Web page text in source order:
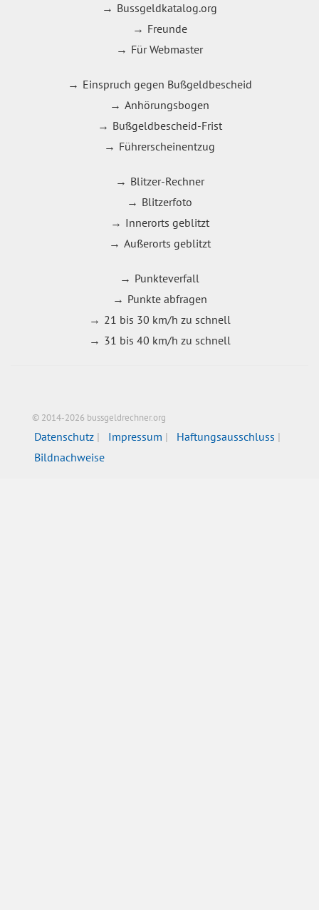
Bussgeldkatalog.org
Freunde
Für Webmaster
Einspruch gegen Bußgeldbescheid
Anhörungsbogen
Bußgeldbescheid-Frist
Führerscheinentzug
Blitzer-Rechner
Blitzerfoto
Innerorts geblitzt
Außerorts geblitzt
Punkteverfall
Punkte abfragen
21 bis 30 km/h zu schnell
31 bis 40 km/h zu schnell
© 2014-2026 bussgeldrechner.org
Datenschutz Impressum
Haftungsausschluss
Bildnachweise